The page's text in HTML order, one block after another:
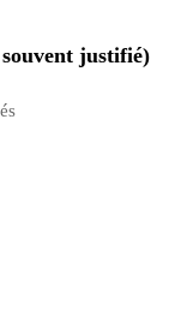
justifié)